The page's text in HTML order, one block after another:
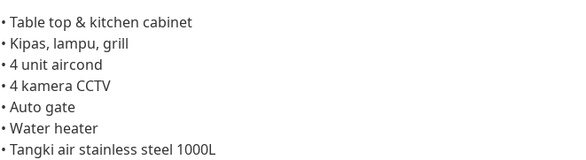
• Table top & kitchen cabinet
• Kipas, lampu, grill
• 4 unit aircond
• 4 kamera CCTV
• Auto gate
• Water heater
• Tangki air stainless steel 1000L